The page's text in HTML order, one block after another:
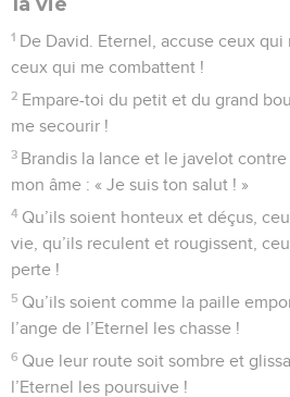
1 De David. Eternel, accuse ceux qui
ceux qui me combattent !
2 Empare-toi du petit et du grand
me secourir !
3 Brandis la lance et le javelot
mon âme : « Je suis ton salut ! »
4 Qu’ils soient honteux et déçus,
vie, qu’ils reculent et rougissent,
perte !
5 Qu’ils soient comme la paille
l’ange de l’Eternel les chasse !
6 Que leur route soit sombre et
l’Eternel les poursuive !